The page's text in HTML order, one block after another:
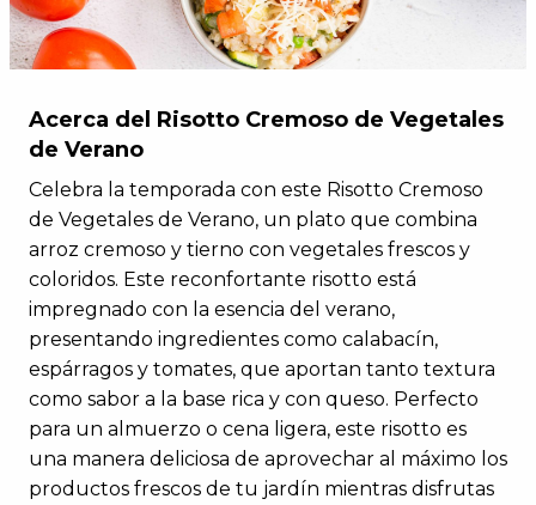
Acerca del Risotto Cremoso de Vegetales
de Verano
Celebra la temporada con este Risotto Cremoso
de Vegetales de Verano, un plato que combina
arroz cremoso y tierno con vegetales frescos y
coloridos. Este reconfortante risotto está
impregnado con la esencia del verano,
presentando ingredientes como calabacín,
espárragos y tomates, que aportan tanto textura
como sabor a la base rica y con queso. Perfecto
para un almuerzo o cena ligera, este risotto es
una manera deliciosa de aprovechar al máximo los
productos frescos de tu jardín mientras disfrutas